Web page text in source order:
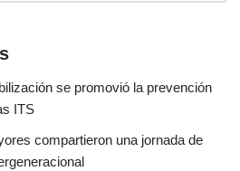
se promovió la prevención
ITS
compartieron una jornada de